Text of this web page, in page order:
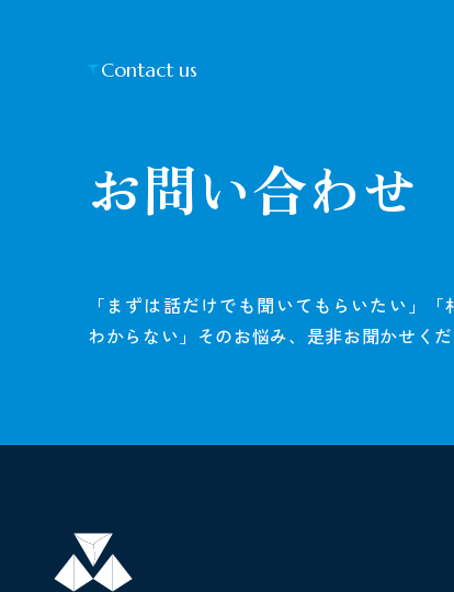
お問い合わせ
Contact us
「まずは話だけでも聞いてもらいたい」
わからない」そのお悩み、是非お聞かせくだ